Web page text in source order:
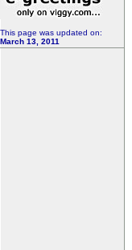
This page was updated on:
March 13, 2011